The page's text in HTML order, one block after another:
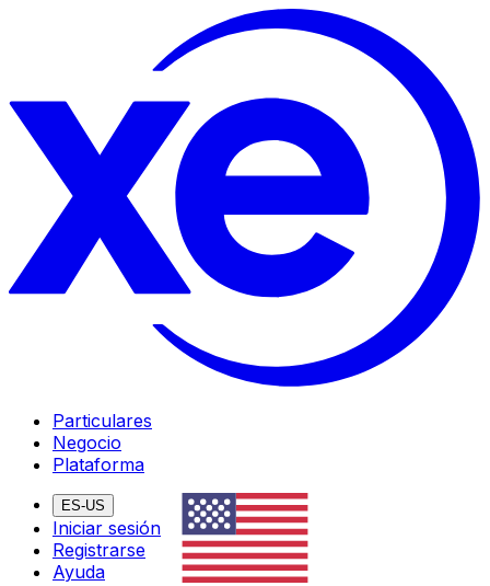
Particulares
Negocio
Plataforma
ES-US
Iniciar sesión
Registrarse
Ayuda